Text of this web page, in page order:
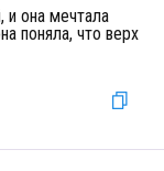
и она мечтала
поняла, что верх